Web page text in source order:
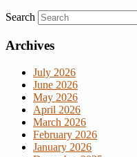
Search
Archives
July 2026
June 2026
May 2026
April 2026
March 2026
February 2026
January 2026